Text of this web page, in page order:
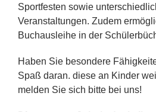
Sportfesten sowie
Veranstaltungen. Zudem
Buchausleihe in der
Haben Sie besondere
Spaß daran. diese an Kinder
melden Sie sich bitte bei uns!